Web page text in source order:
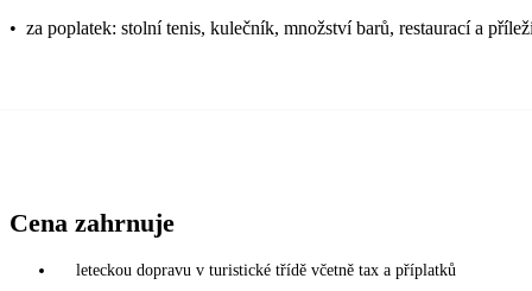
• za poplatek: stolní tenis, kulečník, množství barů, restaurací a
Cena zahrnuje
leteckou dopravu v turistické třídě včetně tax a příplatků